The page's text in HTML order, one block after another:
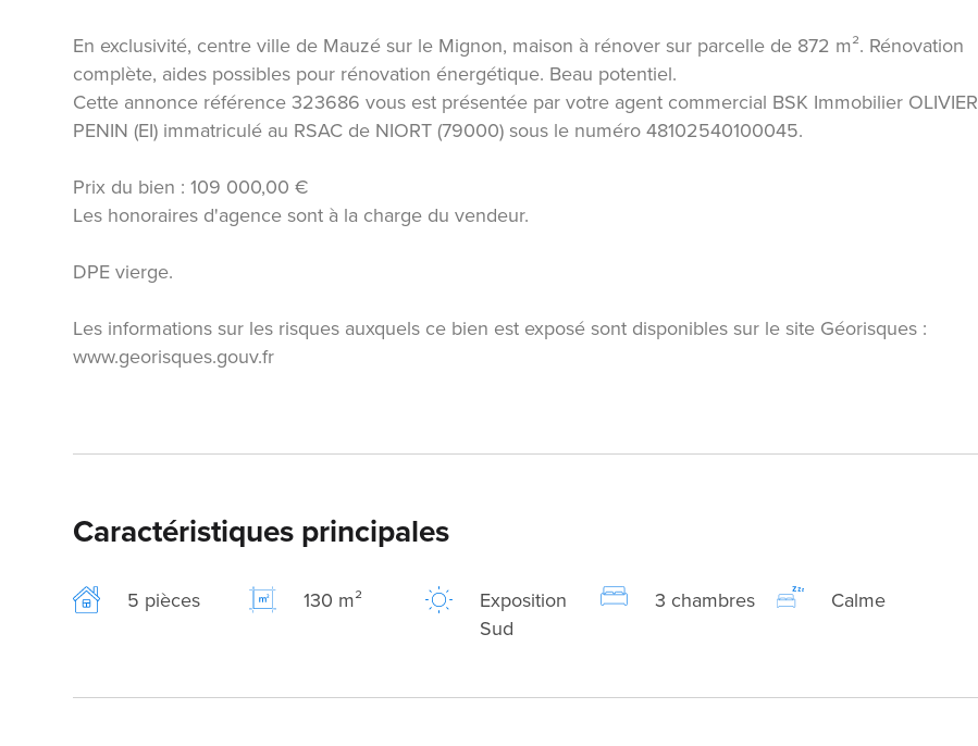
En exclusivité, centre ville de Mauzé sur le Mignon, maison à rénover sur parcelle de 872 m². Rénovation
complète, aides possibles pour rénovation énergétique. Beau potentiel.
Cette annonce référence 323686 vous est présentée par votre agent commercial BSK Immobilier OLIVIER
PENIN (EI) immatriculé au RSAC de NIORT (79000) sous le numéro 48102540100045.
Prix du bien : 109 000,00 €
Les honoraires d'agence sont à la charge du vendeur.
DPE vierge.
Les informations sur les risques auxquels ce bien est exposé sont disponibles sur le site Géorisques :
www.georisques.gouv.fr
Caractéristiques principales
5 pièces 130 m²
Exposition
Sud
3 chambres Calme